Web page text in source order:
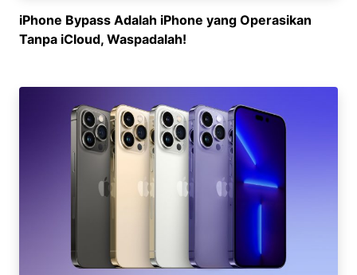
iPhone Bypass Adalah iPhone yang Operasikan
Tanpa iCloud, Waspadalah!